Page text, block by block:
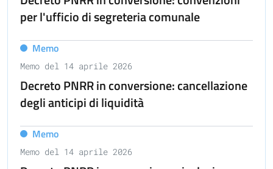
per l'ufficio di segreteria comunale
Memo
Memo del 14 aprile 2026
Decreto PNRR in conversione: cancellazione
degli anticipi di liquidità
Memo
Memo del 14 aprile 2026